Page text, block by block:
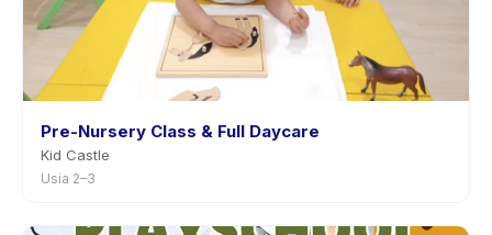
Pre-Nursery Class & Full Daycare
Kid Castle
Usia 2–3